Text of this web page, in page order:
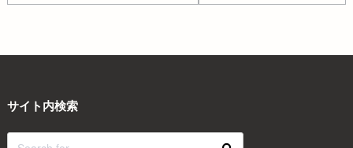
サイト内検索